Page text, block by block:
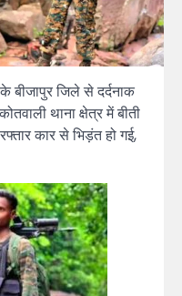
बीजापुर जिले से दर्दनाक
थाना क्षेत्र में बीती
कार से भिड़ंत हो गई,